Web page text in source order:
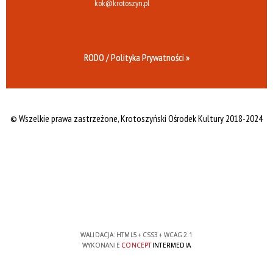
kok@krotoszyn.pl
RODO / Polityka Prywatności »
© Wszelkie prawa zastrzeżone,Krotoszyński Ośrodek Kultury 2018-2024
WALIDACJA: HTML5+ CSS3 + WCAG 2.1
WYKONANIE CONCEPTINTERMEDIA